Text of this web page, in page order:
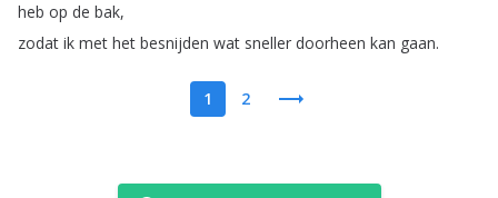
heb op de bak,
zodat ik met het besnijden wat sneller doorheen kan gaan.
1 2